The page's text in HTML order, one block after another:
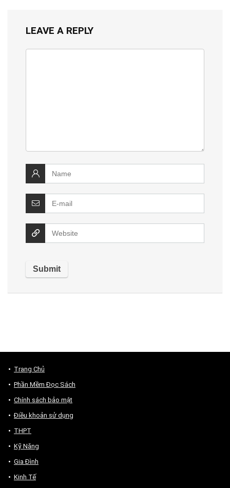
LEAVE A REPLY
Trang Chủ
Phần Mềm Đọc Sách
Chính sách bảo mật
Điều khoản sử dụng
THPT
Kỹ Năng
Gia Đình
Kinh Tế